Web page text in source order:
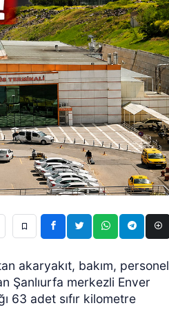
akaryakıt, bakım, personel
Şanlıurfa merkezli Enver
63 adet sıfır kilometre